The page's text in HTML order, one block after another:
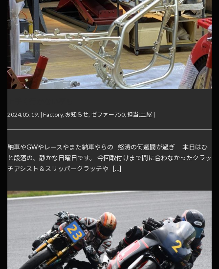
2024.05.19. | Factory, お知らせ, ゼファー750, 担当:土屋 |
納車やGWやレースやまた納車やらの 怒涛の何週間が過ぎ 本日はひ
と段落の、静かな日曜日です。 今回取付けまで間に合わなかったクラッ
チアシスト＆スリッパークラッチや […]